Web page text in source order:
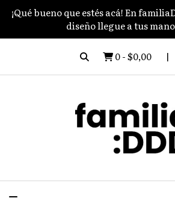
¡Qué bueno que estés acá! En
diseño llegue a tus
0-$0,00